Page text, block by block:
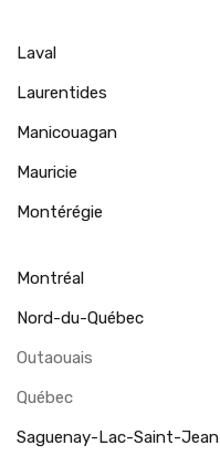
Laval
Laurentides
Manicouagan
Mauricie
Montérégie
Montréal
Nord-du-Québec
Outaouais
Québec
Saguenay-Lac-Saint-Jean